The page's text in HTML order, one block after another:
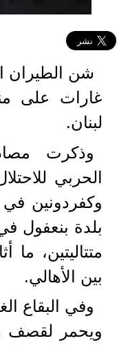
شن الطيران
غارات على
لبنان.
وذكرت
الحربي
وكفردونين
بلدة بنعفول
متتاليتين، ما
بين الأهالي.
وفي البقاع
ويحمر لقصف